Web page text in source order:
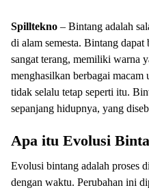
Spilltekno – Bintang adalah
di alam semesta. Bintang dapat
sangat terang, memiliki warna
menghasilkan berbagai
tidak selalu tetap seperti itu.
sepanjang hidupnya, yang
Apa itu Evolusi
Evolusi bintang adalah proses
dengan waktu. Perubahan ini